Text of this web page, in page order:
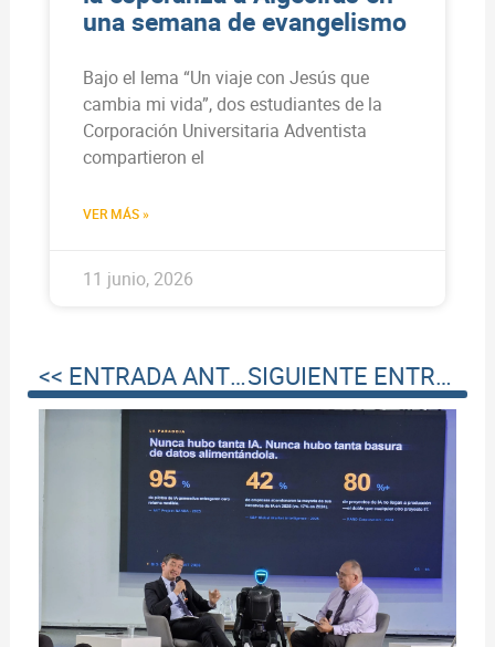
una semana de evangelismo
Bajo el lema “Un viaje con Jesús que
cambia mi vida”, dos estudiantes de la
Corporación Universitaria Adventista
compartieron el
VER MÁS »
11 junio, 2026
<< ENTRADA ANTERIOR SIGUIENTE ENTRADA >>